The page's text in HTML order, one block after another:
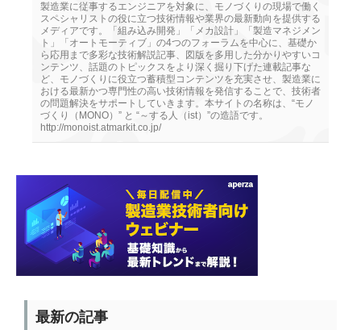
製造業に従事するエンジニアを対象に、モノづくりの現場で働く
スペシャリストの役に立つ技術情報や業界の最新動向を提供する
メディアです。「組み込み開発」「メカ設計」「製造マネジメン
ト」「オートモーティブ」の4つのフォーラムを中心に、基礎か
ら応用まで多彩な技術解説記事、図版を多用した分かりやすいコ
ンテンツ、話題のトピックスをより深く掘り下げた連載記事な
ど、モノづくりに役立つ蓄積型コンテンツを充実させ、製造業に
おける最新かつ専門性の高い技術情報を発信することで、技術者
の問題解決をサポートしていきます。本サイトの名称は、“モノ
づくり（MONO）” と “～する人（ist）”の造語です。
http://monoist.atmarkit.co.jp/
最新の記事